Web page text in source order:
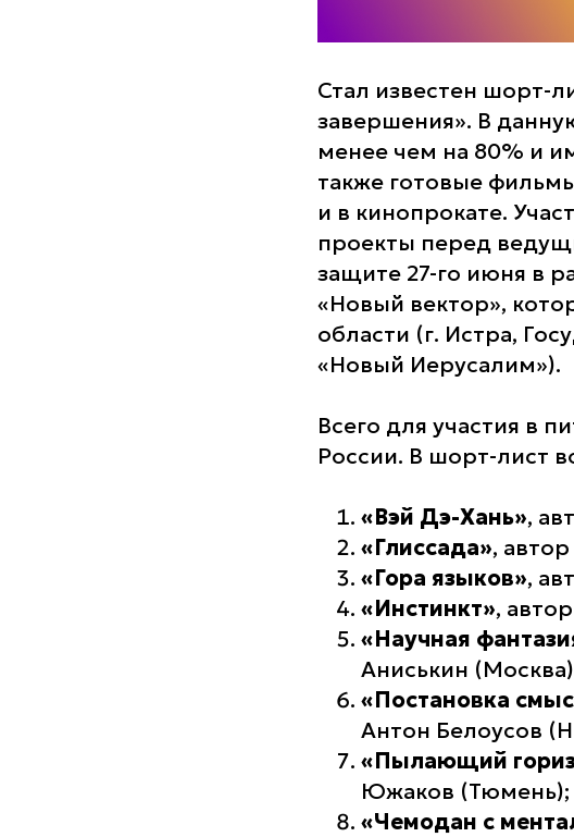
Стал известен шорт-
завершения». В
менее чем на 80% и
также готовые
и в кинопрокате.
проекты перед
защите 27-го июня в
«Новый вектор»,
области (г. Истра,
«Новый Иерусалим»).
Всего для участия в
России. В шорт-лист
«Вэй Дэ-Хань»,
«Глиссада»,
«Гора языков»,
«Инстинкт»,
«Научная
Аниськин
«Постановка
Антон Белоусов
«Пылающий
Южаков (Тюмень);
«Чемодан с